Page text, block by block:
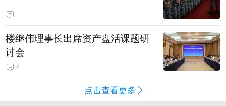
楼继伟理事长出席资产盘活课题研
讨会
7
点击查看更多